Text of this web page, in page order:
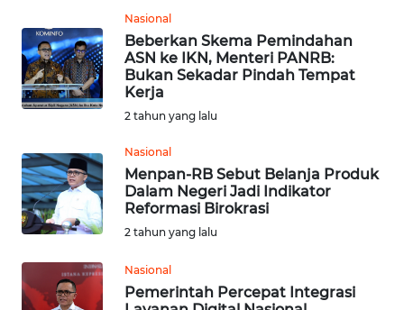
Nasional
Beberkan Skema Pemindahan
ASN ke IKN, Menteri PANRB:
Bukan Sekadar Pindah Tempat
Kerja
2 tahun yang lalu
Nasional
Menpan-RB Sebut Belanja Produk
Dalam Negeri Jadi Indikator
Reformasi Birokrasi
2 tahun yang lalu
Nasional
Pemerintah Percepat Integrasi
WN
KALTENG
WN
WN
KALSEL
KALTIM